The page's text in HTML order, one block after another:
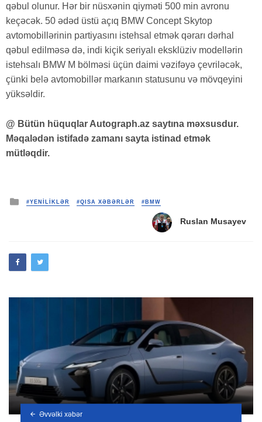
qəbul olunur. Hər bir nüsxənin qiyməti 500 min avronu
keçəcək. 50 ədəd üstü açıq BMW Concept Skytop
avtomobillərinin partiyasını istehsal etmək qərarı dərhal
qəbul edilməsə də, indi kiçik seriyalı eksklüziv modellərin
istehsalı BMW M bölməsi üçün daimi vəzifəyə çevriləcək,
çünki belə avtomobillər markanın statusunu və mövqeyini
yüksəldir.
@ Bütün hüquqlar Autograph.az saytına məxsusdur.
Məqalədən istifadə zamanı sayta istinad etmək
mütləqdir.
Posted
#YENİLİKLƏR #QISA XƏBƏRLƏR #BMW
Ruslan Musayev
Əvvəlki xəbər